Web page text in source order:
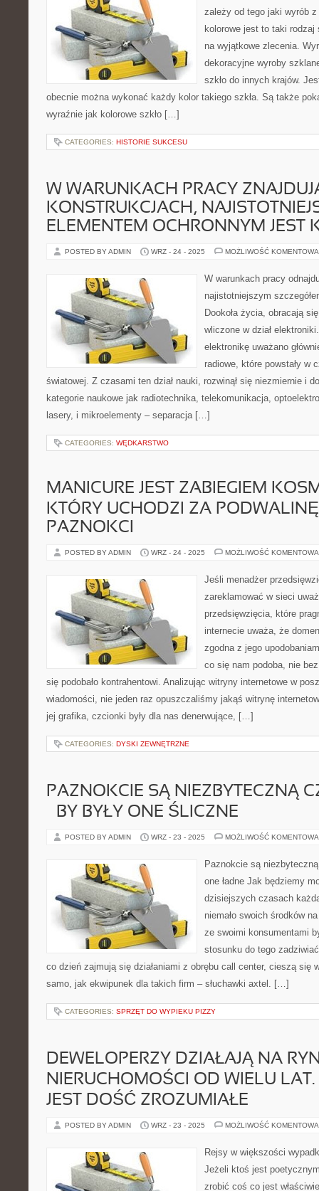
zależy od tego jaki wyrób
kolorowe jest to taki rodzaj
na wyjątkowe zlecenia.
dekoracyjne wyroby
szkło do innych krajów.
obecnie można wykonać każdy kolor takiego szkła. Są także
wyraźnie jak kolorowe szkło […]
CATEGORIES: HISTORIE SUKCESU
W WARUNKACH PRACY
KONSTRUKCJACH,
ELEMENTEM OCHRONNYM JEST
POSTED BY ADMIN WRZ - 24 - 2025 MOŻLIWOŚĆ
W warunkach pracy
najistotniejszym
Dookoła życia, obracają
wliczone w dział
elektronikę uważano
radiowe, które powstały w
światowej. Z czasami ten dział nauki, rozwinął się niezmiernie i
kategorie naukowe jak radiotechnika, telekomunikacja,
lasery, i mikroelementy – separacja […]
CATEGORIES: WĘDKARSTWO
MANICURE JEST ZABIEGIEM
KTÓRY UCHODZI ZA
PAZNOKCI
POSTED BY ADMIN WRZ - 24 - 2025 MOŻLIWOŚĆ
Jeśli menadżer
zareklamować w sieci
przedsięwzięcia, które
internecie uważa, że
zgodna z jego
co się nam podoba, nie
się podobało kontrahentowi. Analizując witryny internetowe w
wiadomości, nie jeden raz opuszczaliśmy jakąś witrynę
jej grafika, czcionki były dla nas denerwujące, […]
CATEGORIES: DYSKI ZEWNĘTRZNE
PAZNOKCIE SĄ NIEZBYTECZNĄ
– BY BYŁY ONE ŚLICZNE
POSTED BY ADMIN WRZ - 23 - 2025 MOŻLIWOŚĆ
Paznokcie są
one ładne Jak będziemy
dzisiejszych czasach
niemało swoich środków
ze swoimi konsumentami
stosunku do tego
co dzień zajmują się działaniami z obrębu call center, cieszą się
samo, jak ekwipunek dla takich firm – słuchawki axtel. […]
CATEGORIES: SPRZĘT DO WYPIEKU PIZZY
DEWELOPERZY DZIAŁAJĄ NA
NIERUCHOMOŚCI OD WIELU
JEST DOŚĆ ZROZUMIAŁE
POSTED BY ADMIN WRZ - 23 - 2025 MOŻLIWOŚĆ
Rejsy w większości
Jeżeli ktoś jest
zrobić coś co jest